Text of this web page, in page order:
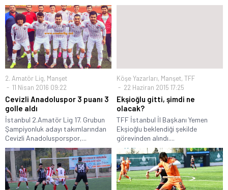
2. Amatör Lig, Manşet
11 Nisan 2016 09:22
Cevizli Anadoluspor 3 puanı 3
golle aldı
İstanbul 2.Amatör Lig 17. Grubun
Şampiyonluk adayı takımlarından
Cevizli Anadolusporspor,...
Köşe Yazarları, Manşet, TFF
22 Haziran 2015 17:25
Ekşioğlu gitti, şimdi ne
olacak?
TFF İstanbul İl Başkanı Yemen
Ekşioğlu beklendiği şekilde
görevinden alındı....